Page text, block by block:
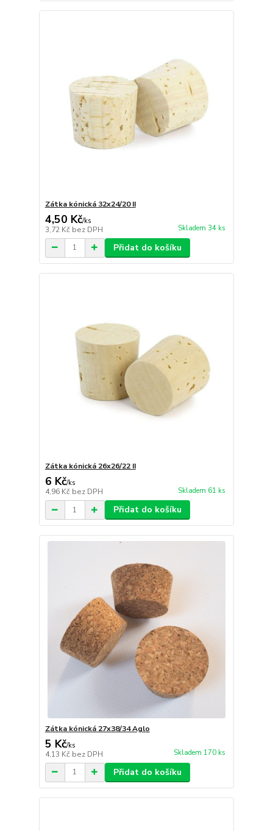
Zátka kónická 32x24/20 II
4,50 Kč/ks
3,72 Kč bez DPH Skladem 34 ks
Přidat do košíku
Zátka kónická 26x26/22 II
6 Kč/ks
4,96 Kč bez DPH Skladem 61 ks
Přidat do košíku
Zátka kónická 27x38/34 Aglo
5 Kč/ks
4,13 Kč bez DPH Skladem 170 ks
Přidat do košíku